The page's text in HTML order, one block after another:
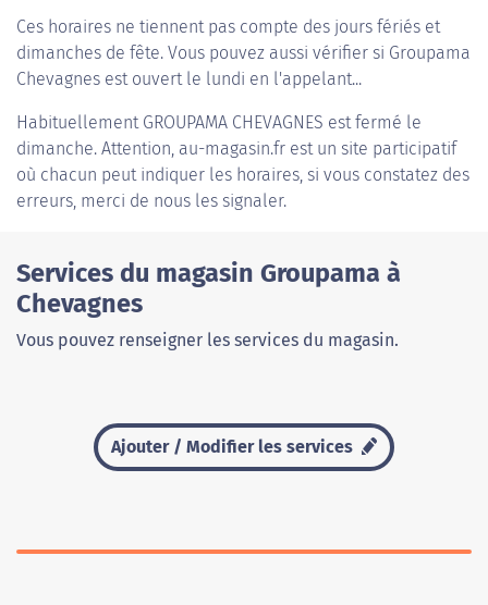
Ces horaires ne tiennent pas compte des jours fériés et
dimanches de fête. Vous pouvez aussi vérifier si Groupama
Chevagnes est ouvert le lundi en l'appelant...
Habituellement GROUPAMA CHEVAGNES est fermé le
dimanche. Attention, au-magasin.fr est un site participatif
où chacun peut indiquer les horaires, si vous constatez des
erreurs, merci de nous les signaler.
Services du magasin Groupama à
Chevagnes
Vous pouvez renseigner les services du magasin.
Ajouter / Modifier les services